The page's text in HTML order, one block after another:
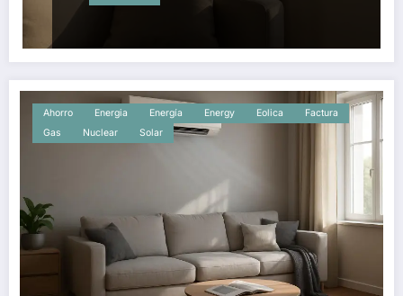
Ahorro Energia Energía Energy Eolica
Factura
Gas
Nuclear Solar